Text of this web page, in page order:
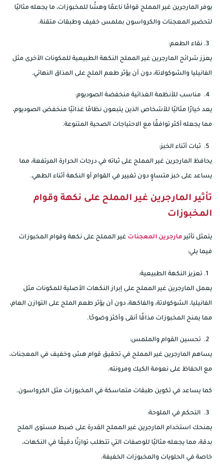
يوفر المارجرين غير المملح قوامًا ناعمًا وهشًا للمخبوزات، ما يجعله مثاليًا
لتحضير المعجنات والكرواسون بملمس خفيف وطبقات متقنة.
نقاء الطعم:
يعزز شرائح المارجرين غير المملح النكهة الطبيعية للمكونات الأخرى مثل
الفانيليا والشوكولاتة، دون أن يؤثر طعم الملح على المذاق النهائي.
مناسب للأنظمة الغذائية منخفضة الصوديوم:
يعد خيارًا مثاليًا للأشخاص الذين يتبعون نظامًا غذائيًا منخفض الصوديوم،
مما يجعله أكثر توافقًا مع الاحتياجات الصحية المتنوعة.
ثبات أثناء الخبز:
يحافظ المارجرين غير المملح على ثباته في درجات الحرارة المرتفعة، مما
يساعد على خبز متساوٍ دون تغيير في القوام أو النكهة أثناء الطهي.
تأثير المارجرين غير المملح على نكهة وقوام
المخبوزات
يتمثل تأثيرمارجرين المعجناتغير المملح على نكهة وقوام المخبوزات
فيما يلي:
تعزيز النكهة الطبيعية:
يعمل المارجرين غير المملح على إبراز النكهات الأصلية للمكونات مثل
الفانيليا، الشوكولاتة، والفاكهة، دون أن يؤثر طعم الملح على التوازن العام،
مما يمنح المخبوزات مذاقًا أنقى وأكثر وضوحًا.
تحسين القوام والملمس:
يساهم المارجرين غير المملح في تحقيق قوام هش وخفيف في المعجنات،
مع الحفاظ على نعومة الكيك ومرونته.
كما يساعد في تكوين طبقات متماسكة في المخبوزات مثل الكرواسون.
التحكم في الملوحة:
يمنحك استخدام المارجرين غير المملح القدرة على ضبط مستوى الملح
بدقة، مما يجعله مثاليًا للوصفات التي تتطلب توازنًا دقيقًا في النكهات،
خاصة في الحلويات والمخبوزات الخفيفة.